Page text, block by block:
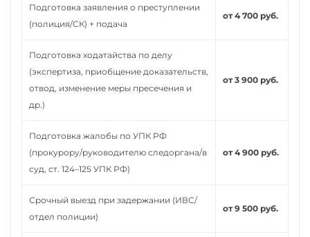
Подготовка заявления о преступлении
(полиция/СК) + подача
от 4 700 руб.
Подготовка ходатайства по делу
(экспертиза, приобщение доказательств,
отвод, изменение меры пресечения и
др.)
от 3 900 руб.
Подготовка жалобы по УПК РФ
(прокурору/руководителю следоргана/в
суд, ст. 124–125 УПК РФ)
от 4 900 руб.
Срочный выезд при задержании (ИВС/
отдел полиции)
от 9 500 руб.